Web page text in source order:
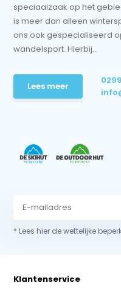
speciaalzaak op het
is meer dan alleen
ons ook gespecialiseerd
wandelsport. Hierbij...
Lees meer
* Lees hier de wettelijke
Klantenservice